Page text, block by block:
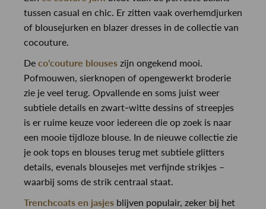
tussen casual en chic. Er zitten vaak overhemdjurken
of blousejurken en blazer dresses in de collectie van
cocouture.
De co'couture blouses zijn ongekend mooi.
Pofmouwen, sierknopen of opengewerkt broderie
zie je veel terug. Opvallende en soms juist weer
subtiele details en zwart-witte dessins of streepjes
is er ruime keuze voor iedereen die op zoek is naar
een mooie tijdloze blouse. In de nieuwe collectie zie
je ook tops en blouses terug met subtiele glitters
details, evenals blousejes met verfijnde strikjes –
waarbij soms de strik centraal staat.
Trenchcoats en jasjes blijven populair, zeker bij het